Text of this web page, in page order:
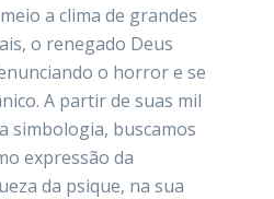
a clima de grandes
o renegado Deus
o horror e se
A partir de suas mil
simbologia, buscamos
expressão da
da psique, na sua